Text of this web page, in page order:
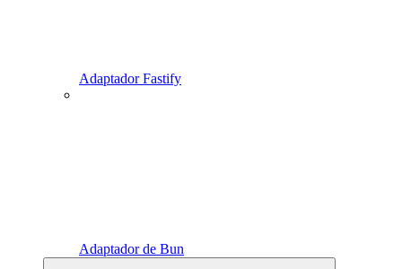
Adaptador Fastify
Adaptador de Bun